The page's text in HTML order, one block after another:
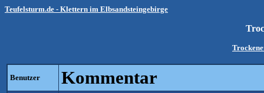
Teufelsturm.de - Klettern im Elbsandsteingebirge
Benutzer Kommentar